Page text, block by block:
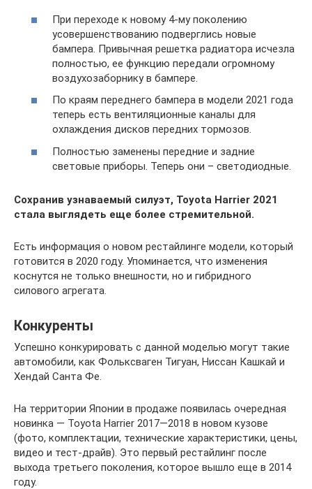
При переходе к новому 4-му поколению
усовершенствованию подверглись новые
бампера. Привычная решетка радиатора исчезла
полностью, ее функцию передали огромному
воздухозаборнику в бампере.
По краям переднего бампера в модели 2021 года
теперь есть вентиляционные каналы для
охлаждения дисков передних тормозов.
Полностью заменены передние и задние
световые приборы. Теперь они – светодиодные.
Сохранив узнаваемый силуэт, Toyota Harrier 2021
стала выглядеть еще более стремительной.
Есть информация о новом рестайлинге модели, который
готовится в 2020 году. Упоминается, что изменения
коснутся не только внешности, но и гибридного
силового агрегата.
Конкуренты
Успешно конкурировать с данной моделью могут такие
автомобили, как Фольксваген Тигуан, Ниссан Кашкай и
Хендай Санта Фе.
На территории Японии в продаже появилась очередная
новинка — Toyota Harrier 2017—2018 в новом кузове
(фото, комплектации, технические характеристики, цены,
видео и тест-драйв). Это первый рестайлинг после
выхода третьего поколения, которое вышло еще в 2014
году.